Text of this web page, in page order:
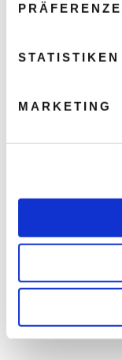
STATISTIKEN
MARKETING